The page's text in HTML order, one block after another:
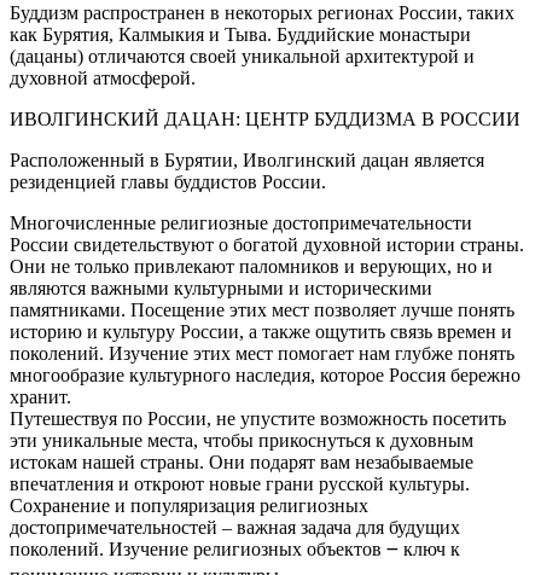
Буддизм распространен в некоторых регионах России, таких
как Бурятия, Калмыкия и Тыва. Буддийские монастыри
(дацаны) отличаются своей уникальной архитектурой и
духовной атмосферой.
ИВОЛГИНСКИЙ ДАЦАН: ЦЕНТР БУДДИЗМА В РОССИИ
Расположенный в Бурятии, Иволгинский дацан является
резиденцией главы буддистов России.
Многочисленные религиозные достопримечательности
России свидетельствуют о богатой духовной истории страны.
Они не только привлекают паломников и верующих, но и
являются важными культурными и историческими
памятниками. Посещение этих мест позволяет лучше понять
историю и культуру России, а также ощутить связь времен и
поколений. Изучение этих мест помогает нам глубже понять
многообразие культурного наследия, которое Россия бережно
хранит.
Путешествуя по России, не упустите возможность посетить
эти уникальные места, чтобы прикоснуться к духовным
истокам нашей страны. Они подарят вам незабываемые
впечатления и откроют новые грани русской культуры.
Сохранение и популяризация религиозных
достопримечательностей – важная задача для будущих
поколений. Изучение религиозных объектов ౼ ключ к